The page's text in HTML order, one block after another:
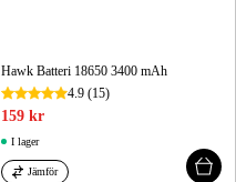
Hawk Batteri 18650 3400 mAh
4.9 (15)
159 kr
I lager
Jämför